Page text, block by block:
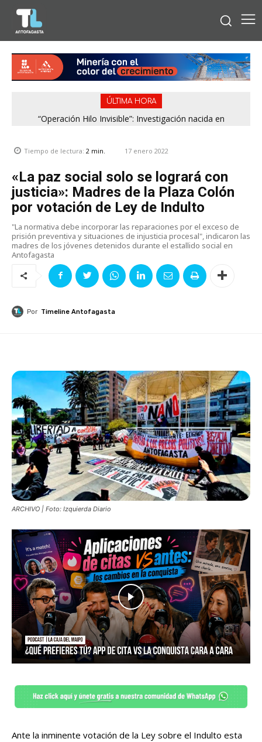
ÚLTIMA HORA
“Operación Hilo Invisible”: Investigación nacida en
Tiempo de lectura: 2 min. 17 enero 2022
«La paz social solo se logrará con
justicia»: Madres de la Plaza Colón
por votación de Ley de Indulto
"La normativa debe incorporar las reparaciones por el exceso de
prisión preventiva y situaciones de injusticia procesal", indicaron las
madres de los jóvenes detenidos durante el estallido social en
Antofagasta
Por Timeline Antofagasta
ARCHIVO | Foto: Izquierda Diario
Ante la inminente votación de la Ley sobre el Indulto esta